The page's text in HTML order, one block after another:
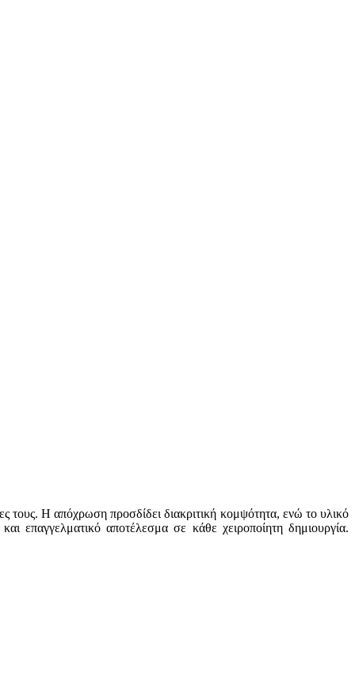
τους. Η απόχρωση προσδίδει διακριτική κομψότητα, ενώ το υλικό
επαγγελματικό αποτέλεσμα σε κάθε χειροποίητη δημιουργία.